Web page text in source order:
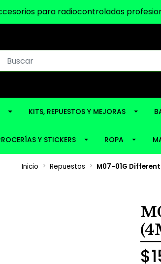
para radiocontrolados
KITS, REPUESTOS Y MEJORAS
Y STICKERS ROPA
Inicio Repuestos M07-01G